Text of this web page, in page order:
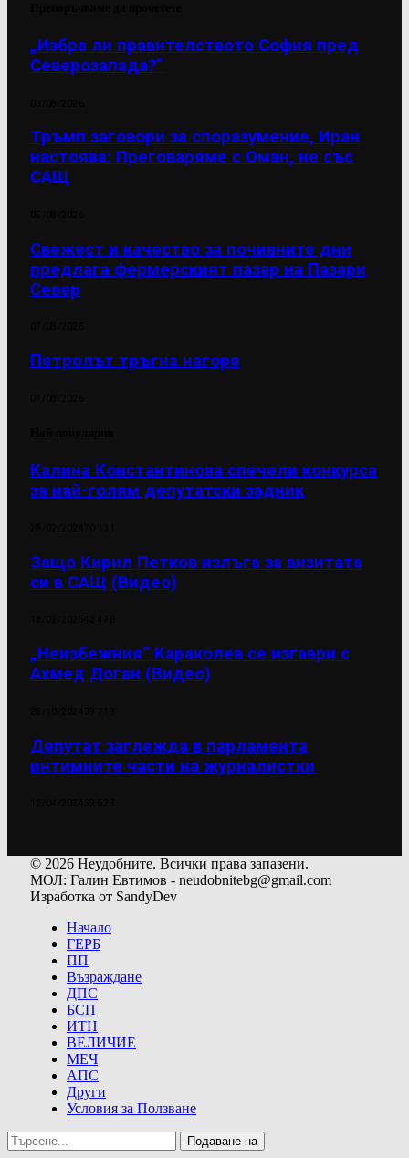
„Избра ли правителството София пред
Северозапада?“
Тръмп заговори за споразумение, Иран
настоява: Преговаряме с Оман, не със
САЩ
Свежест и качество за почивните дни
предлага фермерският пазар на Пазари
Север
Петролът тръгна нагоре
Калина Константинова спечели конкурса
за най-голям депутатски задник
Защо Кирил Петков излъга за визитата
си в САЩ (Видео)
„Неизбежния“ Караколев се изгаври с
Ахмед Доган (Видео)
Депутат заглежда в парламента
интимните части на журналистки
© 2026 Неудобните. Всички права запазени.
МОЛ: Галин Евтимов - neudobnitebg@gmail.com
Изработка от SandyDev
Начало
ГЕРБ
ПП
Възраждане
ДПС
БСП
ИТН
ВЕЛИЧИЕ
МЕЧ
АПС
Други
Условия за Ползване
Подаване на